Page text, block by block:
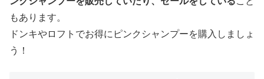
もあります。
ドンキやロフトでお得にピンクシャンプーを購入しましょ
う！